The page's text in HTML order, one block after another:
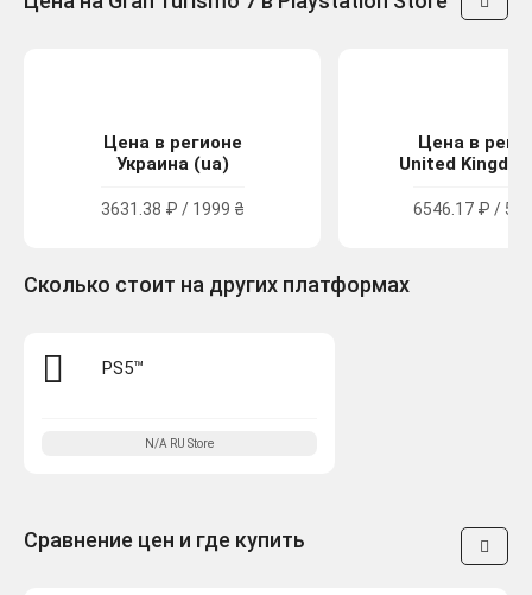
Цена в регионе
Украина (ua)
3631.38 ₽ / 1999 ₴
Цена в
United
6546.17 ₽ /
Сколько стоит на других платформах
PS5™
N/A RU Store
Сравнение цен и где купить